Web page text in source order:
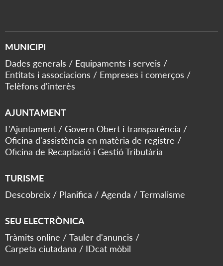
MUNICIPI
Dades generals
Equipaments i serveis
Entitats i associacions
Empreses i comerços
Telèfons d'interès
AJUNTAMENT
L'Ajuntament
Govern Obert i transparència
Oficina d'assistència en matèria de registre
Oficina de Recaptació i Gestió Tributària
TURISME
Descobreix
Planifica Agenda Termalisme
SEU ELECTRÒNICA
Tràmits online
Tauler d'anuncis
Carpeta ciutadana
IDcat mòbil